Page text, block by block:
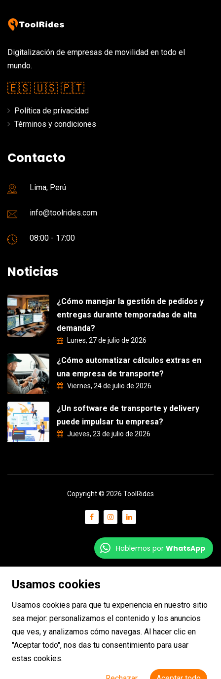
Digitalización de empresas de movilidad en todo el
mundo.
🇪🇸 🇺🇸 🇵🇹
Política de privacidad
Términos y condiciones
Contacto
Lima, Perú
info@toolrides.com
08:00 - 17:00
Noticias
¿Cómo manejar la gestión de pedidos y
entregas durante temporadas de alta
demanda?
Lunes, 27 de julio de 2026
¿Cómo automatizar cálculos extras en
una empresa de transporte?
Viernes, 24 de julio de 2026
¿Un software de transporte y delivery
puede impulsar tu empresa?
Jueves, 23 de julio de 2026
Copyright © 2026 ToolRides
Hablemos por WhatsApp
Usamos cookies
Usamos cookies para que tu experiencia en nuestro sitio
sea mejor: personalizamos el contenido y los anuncios
que ves, y analizamos cómo navegas. Al hacer clic en
"Aceptar todo", nos das tu consentimiento para usar
estas cookies.